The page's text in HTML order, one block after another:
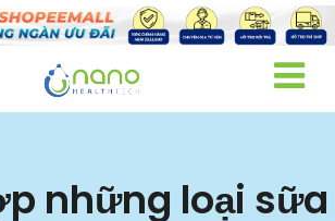
những loại sữa